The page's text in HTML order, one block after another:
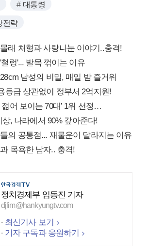
대통령
전략
래 처형과 사랑나눈 이야기..충격!
렁'... 발목 꺾이는 이유
남성의 비밀, 매일 밤 즐거워
등급 상관없이 정부서 2억지원!
젊어 보이는 70대’ 1위 선정…
상, 나라에서 90% 갚아준다!
의 공통점... 재물운이 달라지는 이유
목욕한 남자.. 충격!
정치경제부 임동진 기자
djlim@hankyungtv.com
최신기사 보기
기자 구독과 응원하기